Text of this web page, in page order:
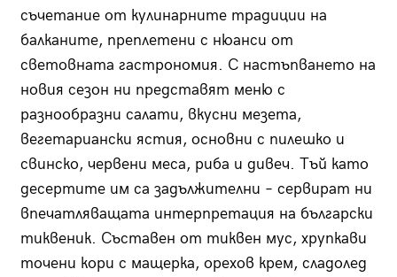
съчетание от кулинарните традиции на
балканите, преплетени с нюанси от
световната гастрономия. С настъпването на
новия сезон ни представят меню с
разнообразни салати, вкусни мезета,
вегетариански ястия, основни с пилешко и
свинско, червени меса, риба и дивеч. Тъй като
десертите им са задължителни – сервират ни
впечатляващата интерпретация на български
тиквеник. Съставен от тиквен мус, хрупкави
точени кори с мащерка, орехов крем, сладолед